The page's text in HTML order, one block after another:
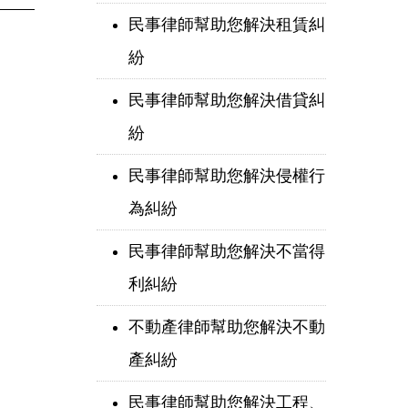
民事律師幫助您解決租賃糾
紛
民事律師幫助您解決借貸糾
紛
民事律師幫助您解決侵權行
為糾紛
民事律師幫助您解決不當得
利糾紛
不動產律師幫助您解決不動
產糾紛
民事律師幫助您解決工程、